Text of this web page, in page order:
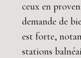
ceux en
demande de
est forte,
stations